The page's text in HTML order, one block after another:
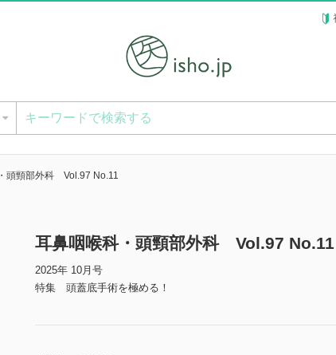
頭頸部外科 Vol.97 No.11
耳鼻咽喉科・頭頸部外科 Vol.97 No.11
2025年 10月号
特集 頭蓋底手術を極める！